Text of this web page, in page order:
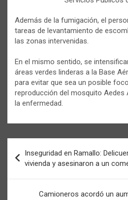
Además de la fumigación, el
tareas de levantamiento de
las zonas intervenidas.
En el mismo sentido, se
áreas verdes linderas a la Base
para evitar que sea un posible
reproducción del mosquito Aedes
la enfermedad.
de
entradas
Inseguridad en Ramallo:
vivienda y asesinaron a un
Camioneros acordó un